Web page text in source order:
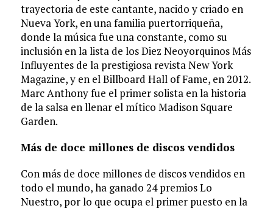
trayectoria de este cantante, nacido y criado en
Nueva York, en una familia puertorriqueña,
donde la música fue una constante, como su
inclusión en la lista de los Diez Neoyorquinos Más
Influyentes de la prestigiosa revista New York
Magazine, y en el Billboard Hall of Fame, en 2012.
Marc Anthony fue el primer solista en la historia
de la salsa en llenar el mítico Madison Square
Garden.
Más de doce millones de discos vendidos
Con más de doce millones de discos vendidos en
todo el mundo, ha ganado 24 premios Lo
Nuestro, por lo que ocupa el primer puesto en la